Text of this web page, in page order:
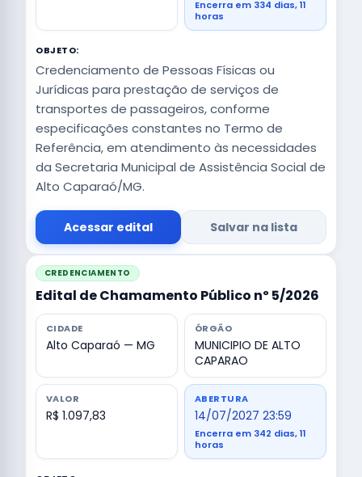
Encerra em 334 dias, 11
horas
OBJETO:
Credenciamento de Pessoas Físicas ou
Jurídicas para prestação de serviços de
transportes de passageiros, conforme
especificações constantes no Termo de
Referência, em atendimento às necessidades
da Secretaria Municipal de Assistência Social de
Alto Caparaó/MG.
Acessar edital Salvar na lista
CREDENCIAMENTO
Edital de Chamamento Público nº 5/2026
CIDADE
Alto Caparaó — MG
ÓRGÃO
MUNICIPIO DE ALTO
CAPARAO
VALOR
R$ 1.097,83
ABERTURA
14/07/2027 23:59
Encerra em 342 dias, 11
horas